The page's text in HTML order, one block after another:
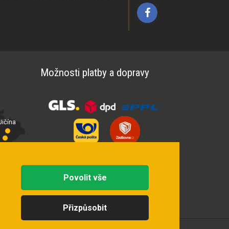
Možnosti platby a dopravy
Přizpůsobit
Povolit vše